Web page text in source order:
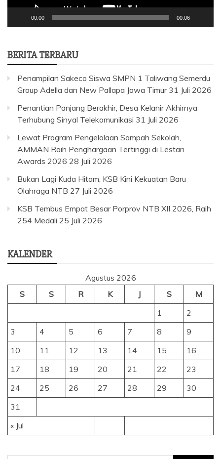
00:00 00:06
BERITA TERBARU
Penampilan Sakeco Siswa SMPN 1 Taliwang Semerdu
Group Adella dan New Pallapa Jawa Timur 31 Juli 2026
Penantian Panjang Berakhir, Desa Kelanir Akhirnya
Terhubung Sinyal Telekomunikasi 31 Juli 2026
Lewat Program Pengelolaan Sampah Sekolah,
AMMAN Raih Penghargaan Tertinggi di Lestari
Awards 2026 28 Juli 2026
Bukan Lagi Kuda Hitam, KSB Kini Kekuatan Baru
Olahraga NTB 27 Juli 2026
KSB Tembus Empat Besar Porprov NTB XII 2026, Raih
254 Medali 25 Juli 2026
KALENDER
Agustus 2026
S
S R K J S M
« Jul
1
2
3
4 5 6 7 8
9
10
11 12 13 14 15
16
17
18 19 20 21 22
23
24
25 26 27 28 29
30
31